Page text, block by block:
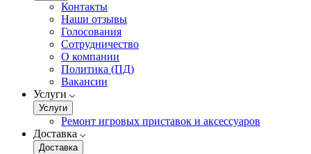
Контакты
Наши отзывы
Голосования
Сотрудничество
О компании
Политика (ПД)
Вакансии
Услуги
Услуги
Ремонт игровых приставок и аксессуаров
Доставка
Доставка